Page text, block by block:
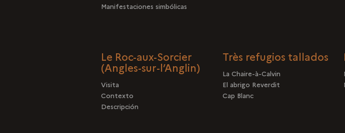
Manifestaciones simbólicas
Le Roc-aux-Sorcier
(Angles-sur-l’Anglin)
Visita
Contexto
Descripción
Très refugios tallados
La Chaire-à-Calvin
El abrigo Reverdit
Cap Blanc